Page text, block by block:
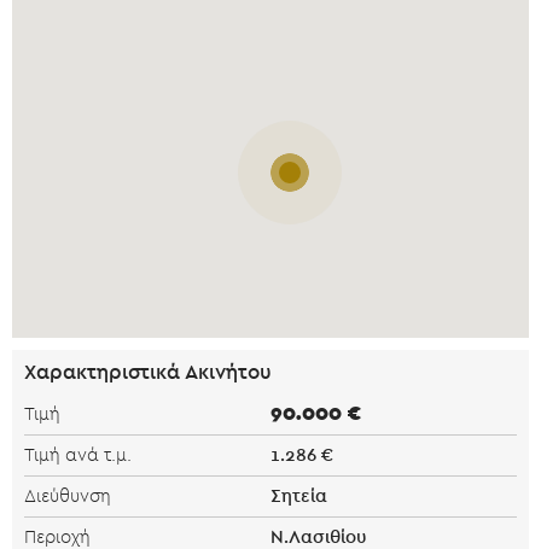
Χαρακτηριστικά Ακινήτου
Τιμή 90.000 €
Τιμή ανά τ.μ. 1.286 €
Διεύθυνση Σητεία
Περιοχή Ν.Λασιθίου